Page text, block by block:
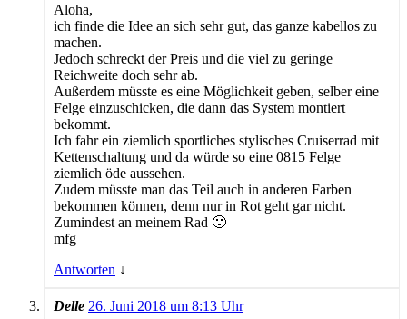
Aloha,
ich finde die Idee an sich sehr gut, das ganze kabellos zu
machen.
Jedoch schreckt der Preis und die viel zu geringe
Reichweite doch sehr ab.
Außerdem müsste es eine Möglichkeit geben, selber eine
Felge einzuschicken, die dann das System montiert
bekommt.
Ich fahr ein ziemlich sportliches stylisches Cruiserrad mit
Kettenschaltung und da würde so eine 0815 Felge
ziemlich öde aussehen.
Zudem müsste man das Teil auch in anderen Farben
bekommen können, denn nur in Rot geht gar nicht.
Zumindest an meinem Rad 🙂
mfg
Antworten ↓
Delle 26. Juni 2018 um 8:13 Uhr